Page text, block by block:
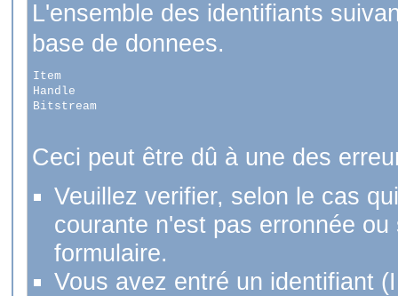
L'ensemble des identifiants
base de donnees.
Item
Handle
Bitstream
Ceci peut être dû à une des
Veuillez verifier, selon le cas
courante n'est pas erronnée
formulaire.
Vous avez entré un identifiant